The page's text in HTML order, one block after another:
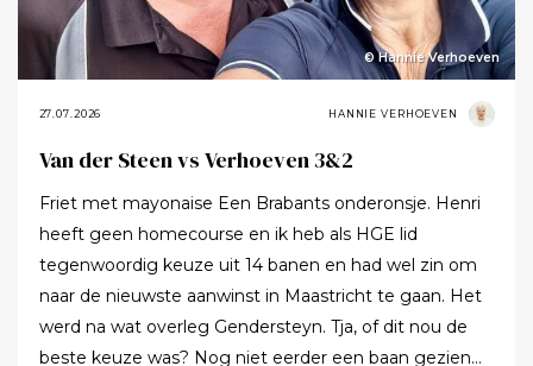
© Hannie Verhoeven
27.07.2026 HANNIE VERHOEVEN
Van der Steen vs Verhoeven 3&2
Friet met mayonaise Een Brabants onderonsje. Henri
heeft geen homecourse en ik heb als HGE lid
tegenwoordig keuze uit 14 banen en had wel zin om
naar de nieuwste aanwinst in Maastricht te gaan. Het
werd na wat overleg Gendersteyn. Tja, of dit nou de
beste keuze was? Nog niet eerder een baan gezien